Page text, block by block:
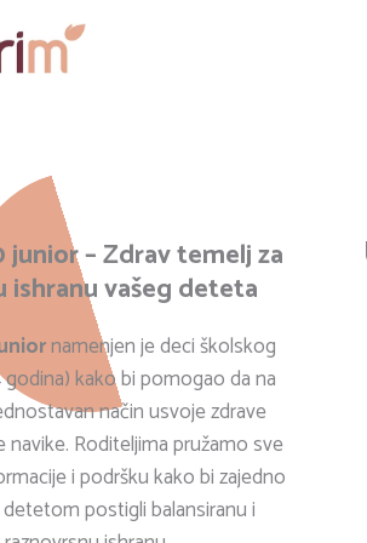
– Zdrav temelj za
ishranu vašeg deteta
namenjen je deci školskog
godina) kako bi pomogao da na
način usvoje zdrave
navike. Roditeljima pružamo sve
i podršku kako bi zajedno
postigli balansiranu i